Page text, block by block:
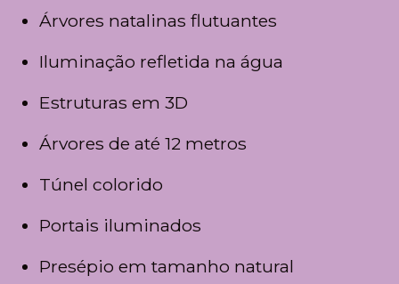
Árvores natalinas flutuantes
Iluminação refletida na água
Estruturas em 3D
Árvores de até 12 metros
Túnel colorido
Portais iluminados
Presépio em tamanho natural